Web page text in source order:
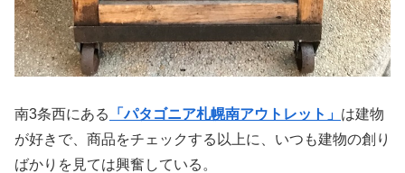
南3条西にある 「パタゴニア札幌南アウトレット」 は建物
が好きで、商品をチェックする以上に、いつも建物の創り
ばかりを見ては興奮している。